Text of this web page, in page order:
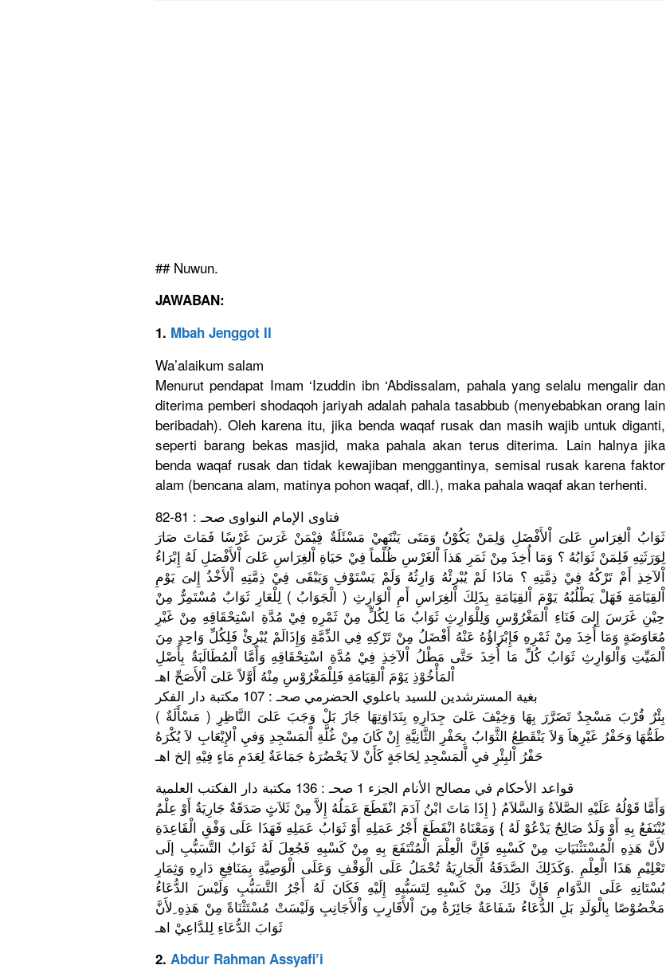
## Nuwun.
JAWABAN:
1. Mbah Jenggot II
Wa’alaikum salam
Menurut pendapat Imam ‘Izuddin ibn ‘Abdissalam, pahala yang selalu mengalir dan
diterima pemberi shodaqoh jariyah adalah pahala tasabbub (menyebabkan orang lain
beribadah). Oleh karena itu, jika benda waqaf rusak dan masih wajib untuk diganti,
seperti barang bekas masjid, maka pahala akan terus diterima. Lain halnya jika
benda waqaf rusak dan tidak kewajiban menggantinya, semisal rusak karena faktor
alam (bencana alam, matinya pohon waqaf, dll.), maka pahala waqaf akan terhenti.
فتاوى الإمام النواوى صحـ : 81-82
ثَوَابُ اْلغِرَاسِ عَلىَ اْلأَفْضَل ِ وَلِمَنْ يَكُوْنُ وَمَتَى يَنْتَهِيْ مَسْئَلَةٌ فِيْمَنْ غَرَسَ غَرْسًا فَمَاتَ صَارَ
لِوَرَثَتِهِ فَلِمَنْ ثَوَابُهُ ؟ وَمَا أُخِذَ مِنْ ثَمَرِ هَذاَ اْلغَرْسِ ظُلْماً فِيْ حَيَاةِ اْلغِرَاسِ عَلىَ اْلأَفْضَل ِ لَهُ إِبْرَاءُ
اْلآخِذِ أَمْ تَرْكُهُ فِيْ ذِمَّتِهِ ؟ مَاذَا لَمْ يُبْرِئْهُ وَارِثُهُ وَلَمْ يَسْتَوْفِ وَيَبْقَى فِيْ ذِمَّتِهِ اْلأَخْذُ إِلىَ يَوْمِ
اْلقِيَامَةِ فَهَلْ يَطْلُبُهُ يَوْمَ اْلقِيَامَةِ بِذَلِكَ اْلغِرَاسِ أَمِ اْلوَارِثِ ( الْجَوَابُ ) لِلْعَارِ ثَوَابٌ مُسْتَمِرّ ٌ مِنْ
حِيْنِ غَرَسَ إِلىَ فَنَاءِ اْلمَغْرُوْسِ وَلِلْوَار ِثِ ثَوَابُ مَا لِكُلٍّ مِنْ ثَمْرِهِ فِيْ مُدَّةِ اسْتِحْقَاقِهِ مِنْ غَيْرِ
مُعَاوَضَة ٍ وَمَا أُخِذَ مِنْ ثَمْرِهِ فَإِبْرَاؤُهُ عَنْهُ أَفْضَلُ مِنْ تَرْكِهِ فِي الذِّمَّةِ وَإِذَالَم ْ يُبْرِئْ فَلِكُلِّ وَاحِدٍ مِنَ
اْلمَيِّتِ وَاْلوَارِ ثِ ثَوَابُ كُلِّ مَا أُخِذَ حَتَّى مَطْلُ اْلآخِذِ فِيْ مُدَّةِ اسْتِحْقَاقِهِ وَأَمَّا اْلمُطَالَبَةٌ بِأَصْلِ
اْلمَأْخُوْذِ يَوْمَ اْلقِيَامَةِ فَلِلْمَغْرُوْسِ مِنْهُ أَوَّلاً عَلىَ اْلأَصَحِّ اهـ
بغية المسترشدين للسيد باعلوي الحضرمي صحـ : 107 مكتبة دار الفكر
( مَسْأَلَةٌ
) بِئْرٌ قُرْبَ مَسْجِدٌ تَضَرَّرَ بِهَا وَخِيْفَ عَلىَ جِدَارِهِ بِنَدَاوَتِهَا جَازَ بَلْ وَجَبَ عَلىَ النَّاظِرِ
طَمُّهَا وَحَفْرُ غَيْرِهاَ وَلاَ يَنْقَطِعُ الثَّوَابُ بِحَفْرِ الثَّانِيَّةِ إِنْ كَانَ مِنْ غُلَّةِ اْلمَسْجِد ِ وَفيِ اْلإِيْعَابِ لاَ يُكْرَهُ
حَفْرُ اْلبِئْرِ فيِ اْلمَسْجِد ِ لِحَاجَةٍ كَأَنْ لاَ يَحْضُرَهُ جَمَاعَةٌ لِعَدَمِ مَاءٍ فِيْهِ إلخ اهـ
قواعد الأحكام في مصالح الأنام الجزء 1 صحـ : 136 مكتبة دار الفكتب العلمية
وَأَمَّا قَوْلُهُ عَلَيْهِ الصَّلاَةُوَالسَّلاَمُ { إِذَا مَاتَ ابْنُ آدَمَ انْقَطَعَ عَمَلُهُ إِلاَّ مِنْ ثَلاَثٍ صَدَقَةٌ جَارِيَةٌ أَوْ عِلْمٌ
يُنْتَفَعُ بِهِ أَوْ وَلَدٌ صَالِحٌ يَدْعُوْ لَهُ } وَمَعْنَاهُ انْقَطَعَ أَجْرُ عَمَلِهِ أَوْ ثَوَابُ عَمَلِهِ فَهَذَا عَلَى وَفْقِ الْقَاعِدَةِ
ِلأَنَّ هَذِهِ الْمُسْتَثْنَيَاتِ مِنْ كَسْبِهِ فَإِنَّ الْعِلْمَ الْمُنْتَفَعَ بِهِ مِنْ كَسْبِهِ فَجُعِلَ لَهُ ثَوَابُ التَّسَبُّبِ إلَى
تَعْلِيْمِ هَذَا الْعِلْمِ .وَكَذَلِك َ الصَّدَقَة ُ الْجَارِيَةُ تُحْمَلُ عَلَى الْوَقْفِ وَعَلَى الْوَصِيَّةِ بِمَنَافِع ِ دَارِهِ وَثِمَارِ
بُسْتَانِه ِ عَلَى الدَّوَامِ فَإِنَّ ذَلِكَ مِنْ كَسْبِهِ لِتَسَبُّبِهِ إِلَيْهِ فَكَانَ لَهُ أَجْرُ التَّسَبُّبِ وَلَيْسَ الدُّعَاءُ
مَخْصُوْصًا بِالْوَلَد ِ بَلِ الدُّعَاءُ شَفَاعَةٌ جَائِزَةٌ مِنَ اْلأَقَارِ بِ وَاْلأَجَانِبِ وَلَيْسَتْ مُسْتَثْنَاةً مِنْ هَذِهِ ِلأَنَّ
ثَوَابَ الدُّعَاءِ لِلدَّاعِي ْ اهـ
2. Abdur Rahman Assyafi’i